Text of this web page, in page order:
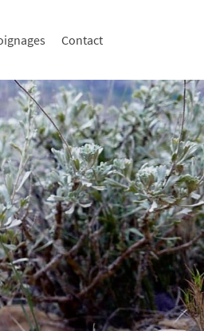
Contact